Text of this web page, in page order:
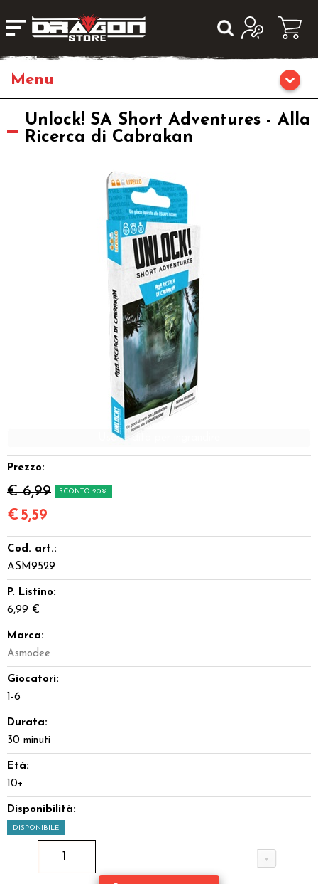
Home
Fumetti & Romanzi
Giochi di Carte Collezionabili
Giocattoli e Gadget
Offerte del Dragone
Unlock! SA Short Adventures - Alla
Ricerca di Cabrakan
Prezzo:
€ 6,99 SCONTO 20%
€ 5,59
Cod. art.:
ASM9529
P. Listino:
6,99 €
Marca:
Asmodee
Giocatori:
1-6
Durata:
30 minuti
Età:
10+
Disponibilità:
DISPONIBILE